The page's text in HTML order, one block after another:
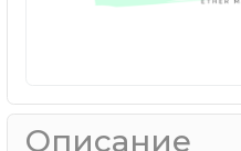
Описание